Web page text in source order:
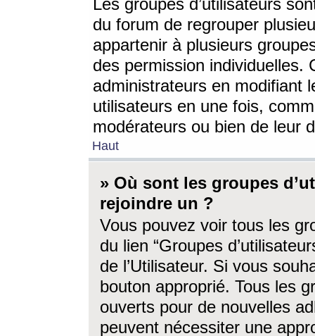
Les groupes d’utilisateurs
du forum de regrouper
appartenir à plusieurs
des permission individuelles.
administrateurs en modifiant
utilisateurs en une fois,
modérateurs ou bien de leur
Haut
» Où sont les groupes
rejoindre un ?
Vous pouvez voir tous les
du lien “Groupes
de l’Utilisateur. Si vous
bouton approprié. Tous les
ouverts pour de nouvelles
peuvent nécessiter une